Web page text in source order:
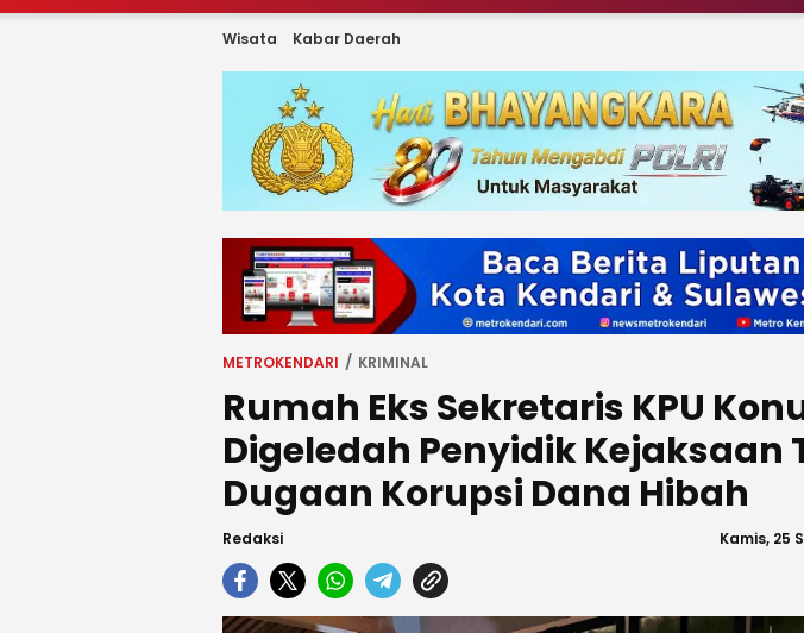
Wisata Kabar Daerah
METROKENDARI KRIMINAL
Rumah Eks Sekretaris KPU
Digeledah Penyidik Kejaksaan
Dugaan Korupsi Dana Hibah
Redaksi Kamis, 25